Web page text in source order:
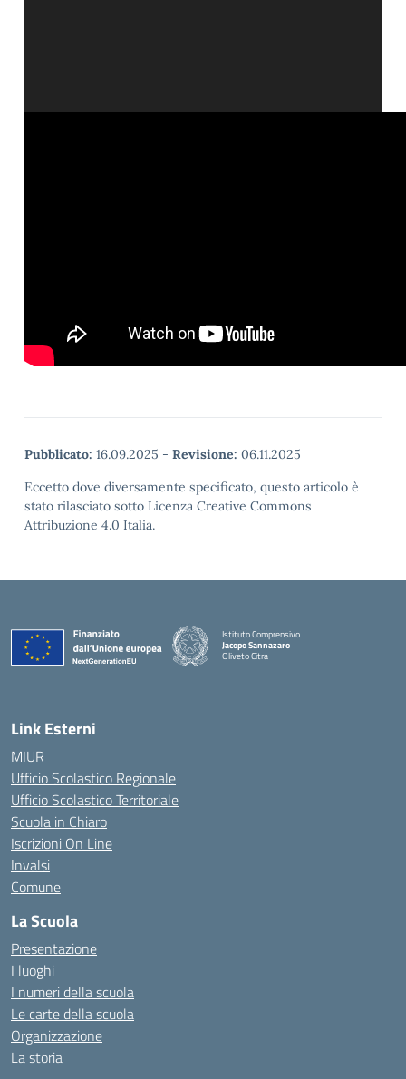
Pubblicato: 16.09.2025 - Revisione: 06.11.2025
Eccetto dove diversamente specificato, questo articolo è
stato rilasciato sotto Licenza Creative Commons
Attribuzione 4.0 Italia.
Istituto Comprensivo
Jacopo Sannazaro
Oliveto Citra
Link Esterni
MIUR
Ufficio Scolastico Regionale
Ufficio Scolastico Territoriale
Scuola in Chiaro
Iscrizioni On Line
Invalsi
Comune
La Scuola
Presentazione
I luoghi
I numeri della scuola
Le carte della scuola
Organizzazione
La storia